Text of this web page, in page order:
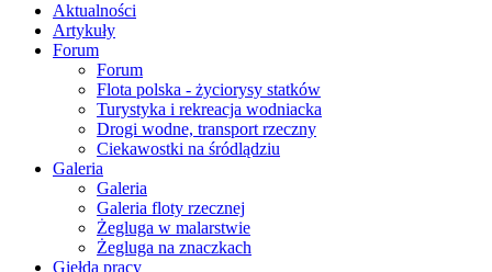
Aktualności
Artykuły
Forum
Forum
Flota polska - życiorysy statków
Turystyka i rekreacja wodniacka
Drogi wodne, transport rzeczny
Ciekawostki na śródlądziu
Galeria
Galeria
Galeria floty rzecznej
Żegluga w malarstwie
Żegluga na znaczkach
Giełda pracy